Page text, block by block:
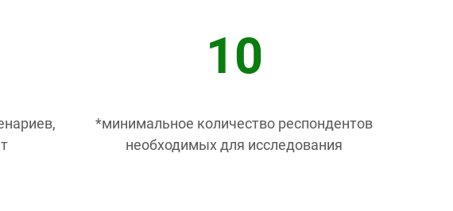
10
*минимальное количество респондентов
необходимых для исследования